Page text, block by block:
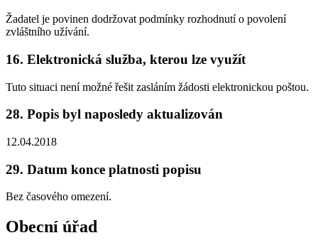
Žadatel je povinen dodržovat podmínky rozhodnutí o povolení
zvláštního užívání.
16. Elektronická služba, kterou lze využít
Tuto situaci není možné řešit zasláním žádosti elektronickou poštou.
28. Popis byl naposledy aktualizován
12.04.2018
29. Datum konce platnosti popisu
Bez časového omezení.
Obecní úřad